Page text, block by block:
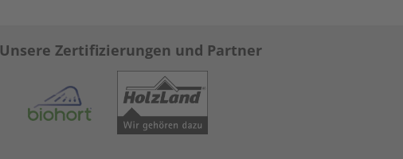
Unsere Zertifizierungen und Partner